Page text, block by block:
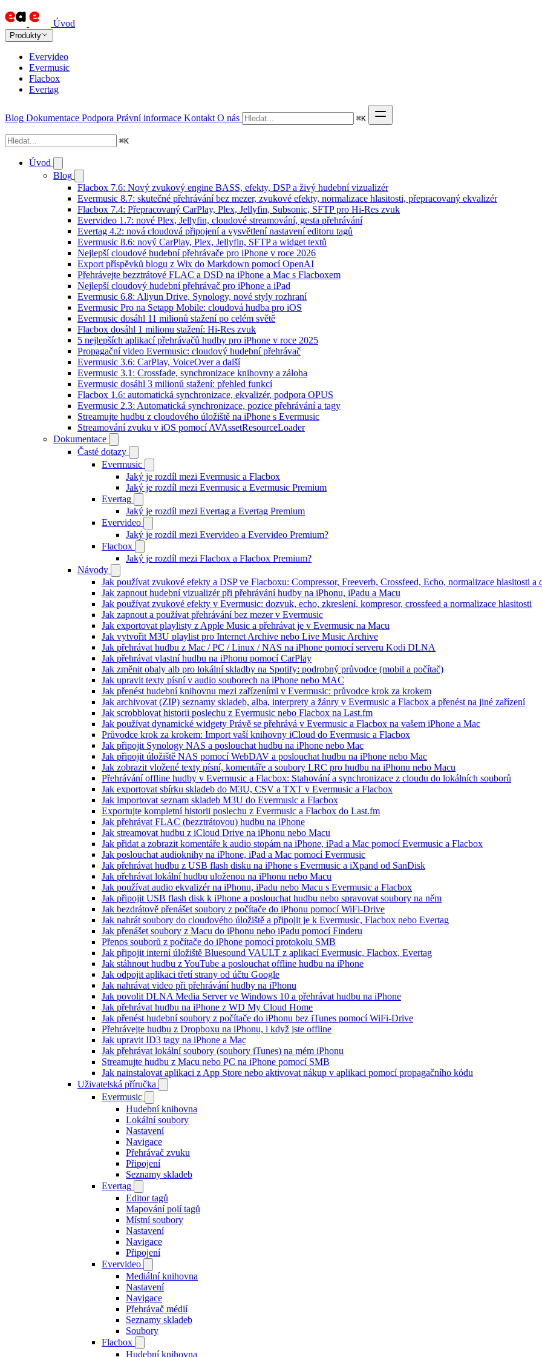
Úvod
Produkty
Evervideo
Evermusic
Flacbox
Evertag
Blog Dokumentace Podpora Právní informace Kontakt O nás ⌘K
⌘K
Úvod
Blog
Flacbox 7.6: Nový zvukový engine BASS, efekty, DSP a živý hudební vizualizér
Evermusic 8.7: skutečné přehrávání bez mezer, zvukové efekty, normalizace hlasitosti, přepracovaný ekvalizér
Flacbox 7.4: Přepracovaný CarPlay, Plex, Jellyfin, Subsonic, SFTP pro Hi-Res zvuk
Evervideo 1.7: nové Plex, Jellyfin, cloudové streamování, gesta přehrávání
Evertag 4.2: nová cloudová připojení a vysvětlení nastavení editoru tagů
Evermusic 8.6: nový CarPlay, Plex, Jellyfin, SFTP a widget textů
Nejlepší cloudové hudební přehrávače pro iPhone v roce 2026
Export příspěvků blogu z Wix do Markdown pomocí OpenAI
Přehrávejte bezztrátové FLAC a DSD na iPhone a Mac s Flacboxem
Nejlepší cloudový hudební přehrávač pro iPhone a iPad
Evermusic 6.8: Aliyun Drive, Synology, nové styly rozhraní
Evermusic Pro na Setapp Mobile: cloudová hudba pro iOS
Evermusic dosáhl 11 milionů stažení po celém světě
Flacbox dosáhl 1 milionu stažení: Hi-Res zvuk
5 nejlepších aplikací přehrávačů hudby pro iPhone v roce 2025
Propagační video Evermusic: cloudový hudební přehrávač
Evermusic 3.6: CarPlay, VoiceOver a další
Evermusic 3.1: Crossfade, synchronizace knihovny a záloha
Evermusic dosáhl 3 milionů stažení: přehled funkcí
Flacbox 1.6: automatická synchronizace, ekvalizér, podpora OPUS
Evermusic 2.3: Automatická synchronizace, pozice přehrávání a tagy
Streamujte hudbu z cloudového úložiště na iPhone s Evermusic
Streamování zvuku v iOS pomocí AVAssetResourceLoader
Dokumentace
Časté dotazy
Evermusic
Jaký je rozdíl mezi Evermusic a Flacbox
Jaký je rozdíl mezi Evermusic a Evermusic Premium
Evertag
Jaký je rozdíl mezi Evertag a Evertag Premium
Evervideo
Jaký je rozdíl mezi Evervideo a Evervideo Premium?
Flacbox
Jaký je rozdíl mezi Flacbox a Flacbox Premium?
Návody
Jak používat zvukové efekty a DSP ve Flacboxu: Compressor, Freeverb, Crossfeed, Echo, normalizace hlasitosti a
Jak zapnout hudební vizualizér při přehrávání hudby na iPhonu, iPadu a Macu
Jak používat zvukové efekty v Evermusic: dozvuk, echo, zkreslení, kompresor, crossfeed a normalizace hlasitosti
Jak zapnout a používat přehrávání bez mezer v Evermusic
Jak exportovat playlisty z Apple Music a přehrávat je v Evermusic na Macu
Jak vytvořit M3U playlist pro Internet Archive nebo Live Music Archive
Jak přehrávat hudbu z Mac / PC / Linux / NAS na iPhone pomocí serveru Kodi DLNA
Jak přehrávat vlastní hudbu na iPhonu pomocí CarPlay
Jak změnit obaly alb pro lokální skladby na Spotify: podrobný průvodce (mobil a počítač)
Jak upravit texty písní v audio souborech na iPhone nebo MAC
Jak přenést hudební knihovnu mezi zařízeními v Evermusic: průvodce krok za krokem
Jak archivovat (ZIP) seznamy skladeb, alba, interprety a žánry v Evermusic a Flacbox a přenést na jiné zařízení
Jak scrobblovat historii poslechu z Evermusic nebo Flacbox na Last.fm
Jak používat dynamické widgety Právě se přehrává v Evermusic a Flacbox na vašem iPhone a Mac
Průvodce krok za krokem: Import vaší knihovny iCloud do Evermusic a Flacbox
Jak připojit Synology NAS a poslouchat hudbu na iPhone nebo Mac
Jak připojit úložiště NAS pomocí WebDAV a poslouchat hudbu na iPhone nebo Mac
Jak zobrazit vložené texty písní, komentáře a soubory LRC pro hudbu na iPhonu nebo Macu
Přehrávání offline hudby v Evermusic a Flacbox: Stahování a synchronizace z cloudu do lokálních souborů
Jak exportovat sbírku skladeb do M3U, CSV a TXT v Evermusic a Flacbox
Jak importovat seznam skladeb M3U do Evermusic a Flacbox
Exportujte kompletní historii poslechu z Evermusic a Flacbox do Last.fm
Jak přehrávat FLAC (bezztrátovou) hudbu na iPhone
Jak streamovat hudbu z iCloud Drive na iPhonu nebo Macu
Jak přidat a zobrazit komentáře k audio stopám na iPhone, iPad a Mac pomocí Evermusic a Flacbox
Jak poslouchat audioknihy na iPhone, iPad a Mac pomocí Evermusic
Jak přehrávat hudbu z USB flash disku na iPhone s Evermusic a iXpand od SanDisk
Jak přehrávat lokální hudbu uloženou na iPhonu nebo Macu
Jak používat audio ekvalizér na iPhonu, iPadu nebo Macu s Evermusic a Flacbox
Jak připojit USB flash disk k iPhone a poslouchat hudbu nebo spravovat soubory na něm
Jak bezdrátově přenášet soubory z počítače do iPhonu pomocí WiFi-Drive
Jak nahrát soubory do cloudového úložiště a připojit je k Evermusic, Flacbox nebo Evertag
Jak přenášet soubory z Macu do iPhonu nebo iPadu pomocí Finderu
Přenos souborů z počítače do iPhone pomocí protokolu SMB
Jak připojit interní úložiště Bluesound VAULT z aplikací Evermusic, Flacbox, Evertag
Jak stáhnout hudbu z YouTube a poslouchat offline hudbu na iPhone
Jak odpojit aplikaci třetí strany od účtu Google
Jak nahrávat video při přehrávání hudby na iPhonu
Jak povolit DLNA Media Server ve Windows 10 a přehrávat hudbu na iPhone
Jak přehrávat hudbu na iPhone z WD My Cloud Home
Jak přenést hudební soubory z počítače do iPhonu bez iTunes pomocí WiFi-Drive
Přehrávejte hudbu z Dropboxu na iPhonu, i když jste offline
Jak upravit ID3 tagy na iPhone a Mac
Jak přehrávat lokální soubory (soubory iTunes) na mém iPhonu
Streamujte hudbu z Macu nebo PC na iPhone pomocí SMB
Jak nainstalovat aplikaci z App Store nebo aktivovat nákup v aplikaci pomocí propagačního kódu
Uživatelská příručka
Evermusic
Hudební knihovna
Lokální soubory
Nastavení
Navigace
Přehrávač zvuku
Připojení
Seznamy skladeb
Evertag
Editor tagů
Mapování polí tagů
Místní soubory
Nastavení
Navigace
Připojení
Evervideo
Mediální knihovna
Nastavení
Navigace
Přehrávač médií
Seznamy skladeb
Soubory
Flacbox
Hudební knihovna